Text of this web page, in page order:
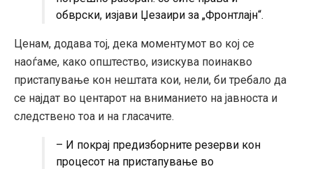
обврски, изјави Џезаири за „Фронтлајн“.
Ценам, додава тој, дека моментумот во кој се
наоѓаме, како општество, изискува поинакво
пристапување кон нештата кои, нели, би требало да
се најдат во центарот на вниманието на јавноста и
следствено тоа и на гласачите.
– И покрај предизборните резерви кон
процесот на пристапување во